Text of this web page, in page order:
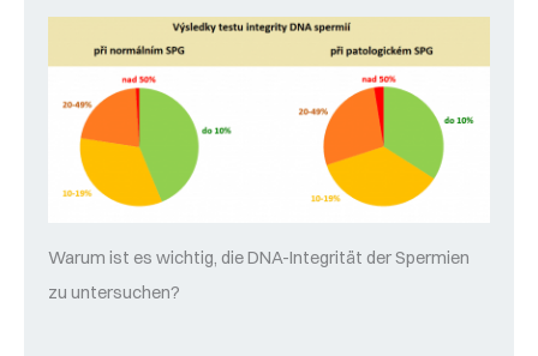
Warum ist es wichtig, die DNA-Integrität der Spermien
zu untersuchen?